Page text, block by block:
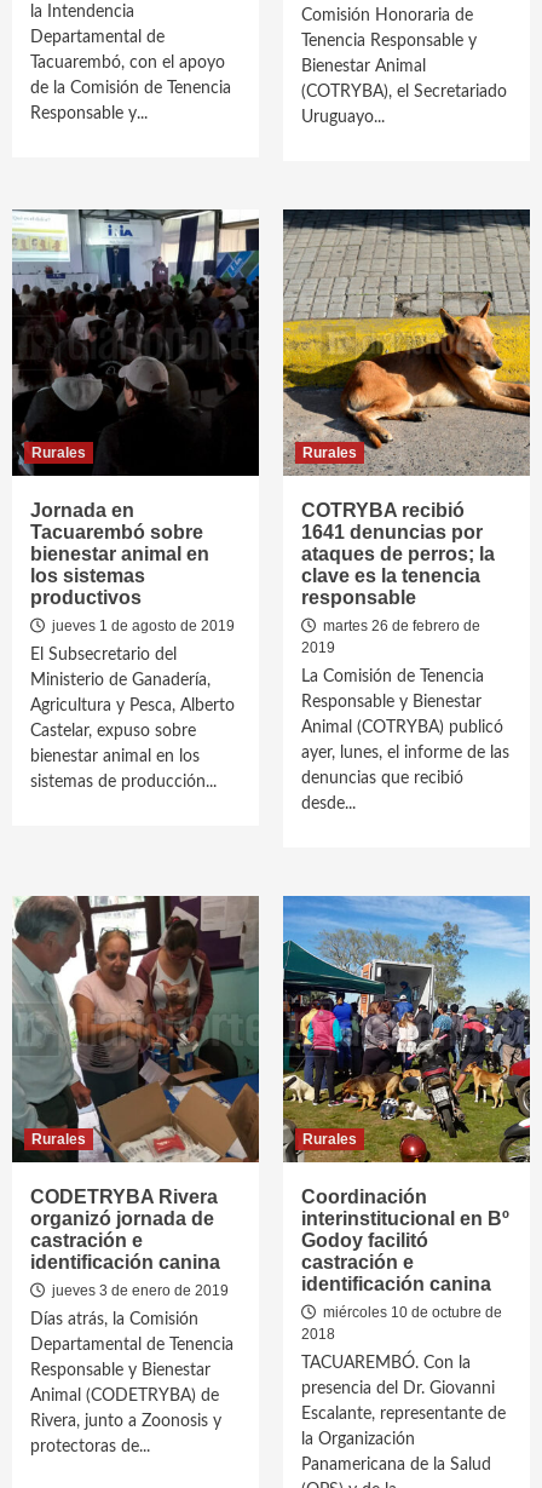
la Intendencia
Departamental de
Tacuarembó, con el apoyo
de la Comisión de Tenencia
Responsable y...
Comisión Honoraria de
Tenencia Responsable y
Bienestar Animal
(COTRYBA), el Secretariado
Uruguayo...
Rurales
Jornada en
Tacuarembó sobre
bienestar animal en
los sistemas
productivos
jueves 1 de agosto de 2019
El Subsecretario del
Ministerio de Ganadería,
Agricultura y Pesca, Alberto
Castelar, expuso sobre
bienestar animal en los
sistemas de producción...
Rurales
COTRYBA recibió
1641 denuncias por
ataques de perros; la
clave es la tenencia
responsable
martes 26 de febrero de
2019
La Comisión de Tenencia
Responsable y Bienestar
Animal (COTRYBA) publicó
ayer, lunes, el informe de las
denuncias que recibió
desde...
Rurales
CODETRYBA Rivera
organizó jornada de
castración e
identificación canina
jueves 3 de enero de 2019
Días atrás, la Comisión
Departamental de Tenencia
Responsable y Bienestar
Animal (CODETRYBA) de
Rivera, junto a Zoonosis y
protectoras de...
Rurales
Coordinación
interinstitucional en Bº
Godoy facilitó
castración e
identificación canina
miércoles 10 de octubre de
2018
TACUAREMBÓ. Con la
presencia del Dr. Giovanni
Escalante, representante de
la Organización
Panamericana de la Salud